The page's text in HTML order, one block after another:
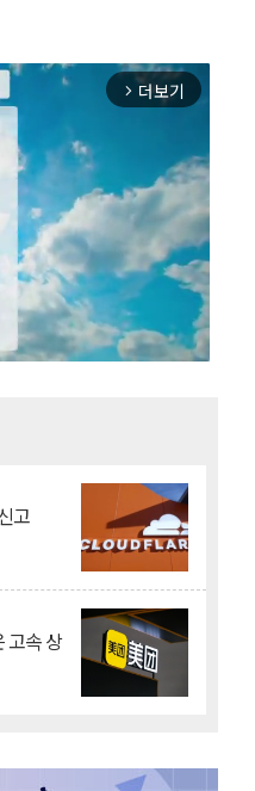
arrow_forward_ios 더보기
고
고속 상